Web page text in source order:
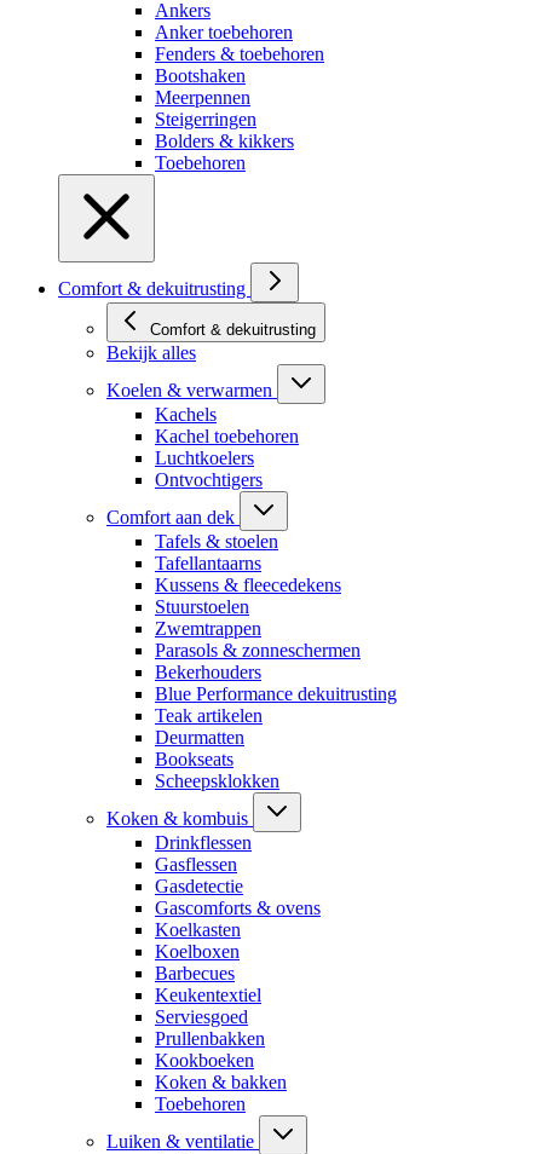
Ankers
Anker toebehoren
Fenders & toebehoren
Bootshaken
Meerpennen
Steigerringen
Bolders & kikkers
Toebehoren
Comfort & dekuitrusting
Comfort & dekuitrusting
Bekijk alles
Koelen & verwarmen
Kachels
Kachel toebehoren
Luchtkoelers
Ontvochtigers
Comfort aan dek
Tafels & stoelen
Tafellantaarns
Kussens & fleecedekens
Stuurstoelen
Zwemtrappen
Parasols & zonneschermen
Bekerhouders
Blue Performance dekuitrusting
Teak artikelen
Deurmatten
Bookseats
Scheepsklokken
Koken & kombuis
Drinkflessen
Gasflessen
Gasdetectie
Gascomforts & ovens
Koelkasten
Koelboxen
Barbecues
Keukentextiel
Serviesgoed
Prullenbakken
Kookboeken
Koken & bakken
Toebehoren
Luiken & ventilatie